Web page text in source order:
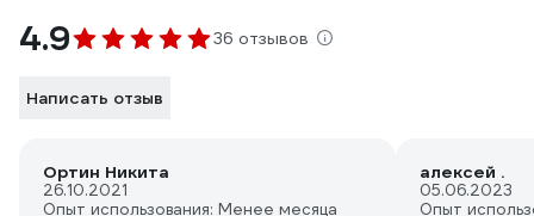
4.9 36 отзывов
Написать отзыв
Ортин Никита
26.10.2021
Опыт использования: Менее месяца
алексей .
05.06.2023
Опыт